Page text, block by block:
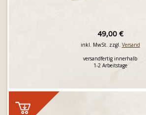
49,00 €
inkl. MwSt. zzgl. Versand
versandfertig innerhalb
1-2 Arbeitstage